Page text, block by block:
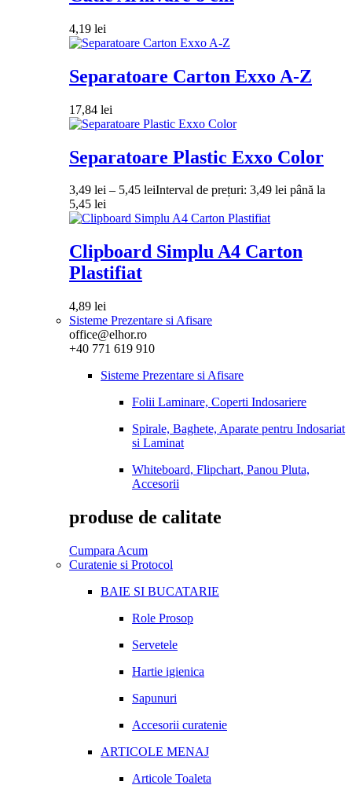
4,19 lei
Separatoare Carton Exxo A-Z
17,84 lei
Separatoare Plastic Exxo Color
3,49 lei – 5,45 leiInterval de prețuri: 3,49 lei până la
5,45 lei
Clipboard Simplu A4 Carton
Plastifiat
4,89 lei
Sisteme Prezentare si Afisare
office@elhor.ro
+40 771 619 910
Sisteme Prezentare si Afisare
Folii Laminare, Coperti Indosariere
Spirale, Baghete, Aparate pentru Indosariat
si Laminat
Whiteboard, Flipchart, Panou Pluta,
Accesorii
produse de calitate
Cumpara Acum
Curatenie si Protocol
BAIE SI BUCATARIE
Role Prosop
Servetele
Hartie igienica
Sapunuri
Accesorii curatenie
ARTICOLE MENAJ
Articole Toaleta